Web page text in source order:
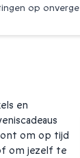
op
en
om op tijd
om jezelf te